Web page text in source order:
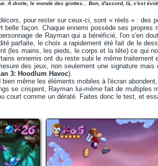
À droite, le monde des grottes... Bon, d'accord, là, c'est
pour rester sur ceux-ci, sont « réels » : des
belle façon. Chaque ennemi possède ses propres
de Rayman qui a bénéficié, l'on s'en
parfaite, le choix a rapidement été fait de le
(les mains, les pieds, le corps et la tête) ce qui
ennemis ont du reste subi le même traitement
des jeux, non seulement une signature mais
3: Hoodlum Havoc).
bien même les éléments mobiles à l'écran
se crispent, Rayman lui-même fait de multiples
court comme un dératé. Faites donc le test, et